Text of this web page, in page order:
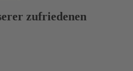
zufriedenen